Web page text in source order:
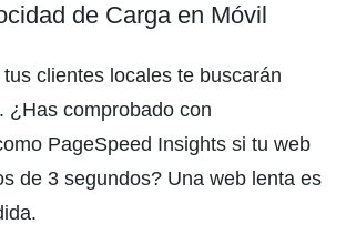
de Carga en Móvil
clientes locales te buscarán
¿Has comprobado con
PageSpeed Insights si tu web
de 3 segundos? Una web lenta es